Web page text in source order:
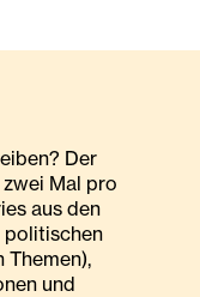
Der
Mal pro
aus den
politischen
Themen),
und